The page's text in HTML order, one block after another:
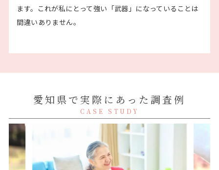
ます。これが私にとって強い「武器」になっていることは
間違いありません。
愛知県で実際にあった調査例
CASE STUDY